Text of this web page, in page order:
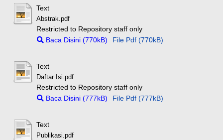
Text
Abstrak.pdf
Restricted to Repository staff only
Baca Disini (770kB)
File Pdf (770kB)
Text
Daftar Isi.pdf
Restricted to Repository staff only
Baca Disini (777kB)
File Pdf (777kB)
Text
Publikasi.pdf